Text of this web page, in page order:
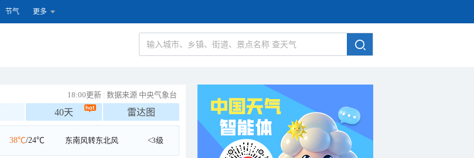
节气 更多
18:00更新 | 数据来源 中央气象台
40天 雷达图
38℃/24℃ 东南风转东北风 <3级